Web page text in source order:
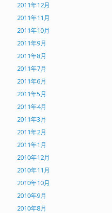
2011年12月
2011年11月
2011年10月
2011年9月
2011年8月
2011年7月
2011年6月
2011年5月
2011年4月
2011年3月
2011年2月
2011年1月
2010年12月
2010年11月
2010年10月
2010年9月
2010年8月